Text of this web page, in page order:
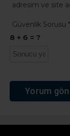
adresim ve site
Güvenlik Sorusu *
8 + 6 = ?